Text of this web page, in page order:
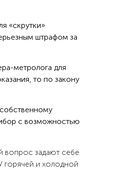
«скрутки»
штрафом за
метролога для
то по закону
с возможностью
вопрос задают себе
горячей и холодной